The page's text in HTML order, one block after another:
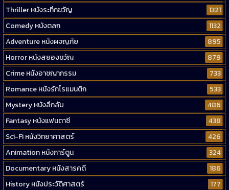
Thriller หนังระทึกขวัญ
1321
Comedy หนังตลก
1132
Adventure หนังผจญภัย
895
Horror หนังสยองขวัญ
879
Crime หนังอาชญากรรม
733
Romance หนังรักโรแมนติก
533
Mystery หนังลึกลับ
486
Fantasy หนังแฟนตาซี
438
Sci-Fi หนังวิทยาศาสตร์
426
Animation หนังการ์ตูน
324
Documentary หนังสารคดี
186
History หนังประวัติศาสตร์
177